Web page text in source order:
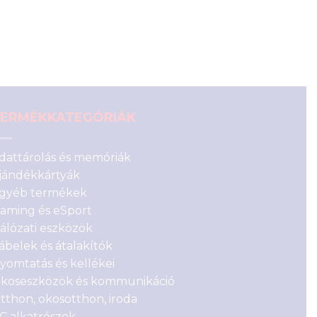
és memóriák
termékek
és eSport
eszközök
és átalakítók
és kellékei
és kommunikáció
okosotthon, iroda